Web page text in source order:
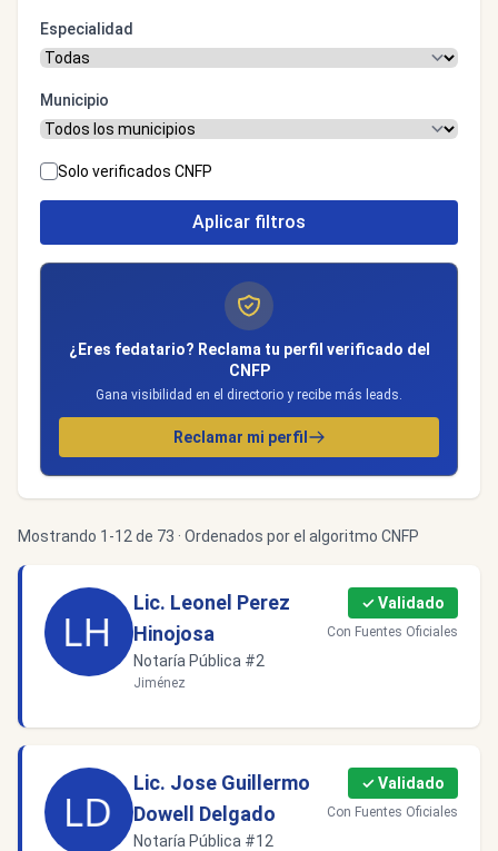
Especialidad
Municipio
Solo verificados CNFP
Aplicar filtros
¿Eres fedatario? Reclama tu perfil verificado del
CNFP
Gana visibilidad en el directorio y recibe más leads.
Reclamar mi perfil
Mostrando 1-12 de 73 · Ordenados por el algoritmo CNFP
Lic. Leonel Perez
Hinojosa
Notaría Pública #2
Jiménez
✓ Validado
Con Fuentes Oficiales
Lic. Jose Guillermo
Dowell Delgado
Notaría Pública #12
✓ Validado
Con Fuentes Oficiales